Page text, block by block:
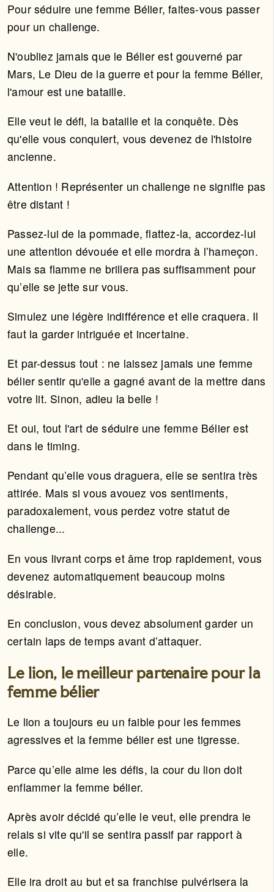
Pour séduire une femme Bélier, faites-vous passer
pour un challenge.
N'oubliez jamais que le Bélier est gouverné par
Mars, Le Dieu de la guerre et pour la femme Bélier,
l'amour est une bataille.
Elle veut le défi, la bataille et la conquête. Dès
qu'elle vous conquiert, vous devenez de l'histoire
ancienne.
Attention ! Représenter un challenge ne signifie pas
être distant !
Passez-lui de la pommade, flattez-la, accordez-lui
une attention dévouée et elle mordra à l’hameçon.
Mais sa flamme ne brillera pas suffisamment pour
qu’elle se jette sur vous.
Simulez une légère indifférence et elle craquera. Il
faut la garder intriguée et incertaine.
Et par-dessus tout : ne laissez jamais une femme
bélier sentir qu'elle a gagné avant de la mettre dans
votre lit. Sinon, adieu la belle !
Et oui, tout l'art de séduire une femme Bélier est
dans le timing.
Pendant qu’elle vous draguera, elle se sentira très
attirée. Mais si vous avouez vos sentiments,
paradoxalement, vous perdez votre statut de
challenge...
En vous livrant corps et âme trop rapidement, vous
devenez automatiquement beaucoup moins
désirable.
En conclusion, vous devez absolument garder un
certain laps de temps avant d’attaquer.
Le lion, le meilleur partenaire pour la
femme bélier
Le lion a toujours eu un faible pour les femmes
agressives et la femme bélier est une tigresse.
Parce qu’elle aime les défis, la cour du lion doit
enflammer la femme bélier.
Après avoir décidé qu’elle le veut, elle prendra le
relais si vite qu'il se sentira passif par rapport à
elle.
Elle ira droit au but et sa franchise pulvérisera la